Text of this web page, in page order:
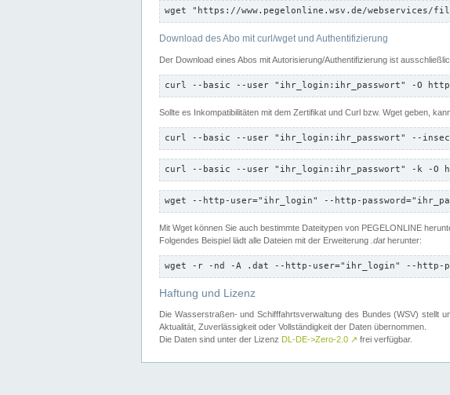
wget "https://www.pegelonline.wsv.de/webservices/files/
Download des Abo mit curl/wget und Authentifizierung
Der Download eines Abos mit Autorisierung/Authentifizierung ist
curl --basic --user "ihr_login:ihr_passwort" -O
Sollte es Inkompatibilitäten mit dem Zertifikat und Curl bzw. Wget geben,
curl --basic --user "ihr_login:ihr_passwort" --
curl --basic --user "ihr_login:ihr_passwort" -k -O
wget --http-user="ihr_login" --http-
Mit Wget können Sie auch bestimmte Dateitypen von PEGELONLINE
Folgendes Beispiel lädt alle Dateien mit der Erweiterung .datherunter:
wget -r -nd -A .dat --http-user="ihr_login" --http-
Haftung und Lizenz
Die Wasserstraßen- und Schifffahrtsverwaltung des Bundes (WSV) stellt
Aktualität, Zuverlässigkeit oder Vollständigkeit der Daten übernommen.
Die Daten sind unter der Lizenz DL-DE->Zero-2.0 ↗ frei verfügbar.